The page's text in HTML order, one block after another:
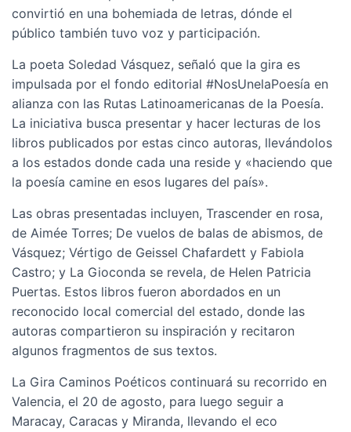
convirtió en una bohemiada de letras, dónde el
público también tuvo voz y participación.
La poeta Soledad Vásquez, señaló que la gira es
impulsada por el fondo editorial #NosUnelaPoesía en
alianza con las Rutas Latinoamericanas de la Poesía.
La iniciativa busca presentar y hacer lecturas de los
libros publicados por estas cinco autoras, llevándolos
a los estados donde cada una reside y «haciendo que
la poesía camine en esos lugares del país».
Las obras presentadas incluyen, Trascender en rosa,
de Aimée Torres; De vuelos de balas de abismos, de
Vásquez; Vértigo de Geissel Chafardett y Fabiola
Castro; y La Gioconda se revela, de Helen Patricia
Puertas. Estos libros fueron abordados en un
reconocido local comercial del estado, donde las
autoras compartieron su inspiración y recitaron
algunos fragmentos de sus textos.
La Gira Caminos Poéticos continuará su recorrido en
Valencia, el 20 de agosto, para luego seguir a
Maracay, Caracas y Miranda, llevando el eco